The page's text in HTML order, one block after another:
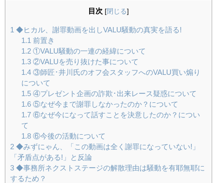
目次 [閉じる]
1 ◆ヒカル、謝罪動画を出しVALU騒動の真実を語る!
1.1 前置き
1.2①VALU騒動の一連の経緯について
1.3②VALUを売り抜けた事について
1.4③師匠･井川氏のオフ会スタッフへのVALU買い煽り
について
1.5④プレゼント企画の詐欺･出来レース疑惑について
1.6⑤なぜ今まで謝罪しなかったのか？について
1.7⑥なぜ今になって話すことを決意したのか？につい
て
1.8⑥今後の活動について
2 ◆みずにゃん、「この動画は全く謝罪になっていない!」
「矛盾点がある!」と反論
3 ◆事務所ネクストステージの解散理由は騒動を有耶無耶に
するため？